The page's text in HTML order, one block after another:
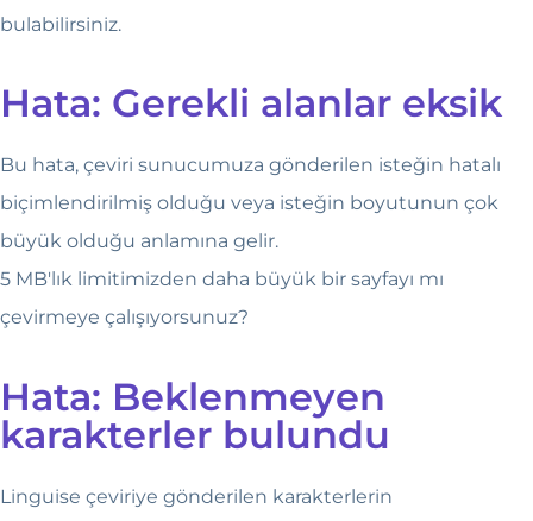
bulabilirsiniz.
Hata: Gerekli alanlar eksik
Bu hata, çeviri sunucumuza gönderilen isteğin hatalı
biçimlendirilmiş olduğu veya isteğin boyutunun çok
büyük olduğu anlamına gelir.
5 MB'lık limitimizden daha büyük bir sayfayı mı
çevirmeye çalışıyorsunuz?
Hata: Beklenmeyen
karakterler bulundu
Linguise çeviriye gönderilen karakterlerin